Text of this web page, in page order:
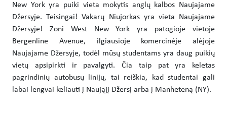
New York yra puiki vieta mokytis anglų kalbos Naujajame
Džersyje. Teisingai! Vakarų Niujorkas yra vieta Naujajame
Džersyje! Zoni West New York yra patogioje vietoje
Bergenline Avenue, ilgiausioje komercinėje alėjoje
Naujajame Džersyje, todėl mūsų studentams yra daug puikių
vietų apsipirkti ir pavalgyti. Čia taip pat yra keletas
pagrindinių autobusų linijų, tai reiškia, kad studentai gali
labai lengvai keliauti į Naująjį Džersį arba į Manheteną (NY).